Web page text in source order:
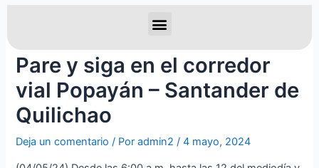
Pare y siga en el corredor
vial Popayán – Santander de
Quilichao
Deja un comentario / Poradmin2 /4 mayo, 2024